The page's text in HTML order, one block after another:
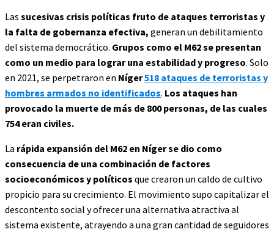
Las sucesivas crisis políticas fruto de ataques terroristas y
la falta de gobernanza efectiva, generan un debilitamiento
del sistema democrático. Grupos como el M62 se presentan
como un medio para lograr una estabilidad y progreso. Solo
en 2021, se perpetraron en Níger518 ataques de terroristas y
hombres armados no identificados. Los ataques han
provocado la muerte de más de 800 personas, de las cuales
754 eran civiles.
La rápida expansión del M62 en Níger se dio como
consecuencia de una combinación de factores
socioeconómicos y políticos que crearon un caldo de cultivo
propicio para su crecimiento. El movimiento supo capitalizar el
descontento social y ofrecer una alternativa atractiva al
sistema existente, atrayendo a una gran cantidad de seguidores